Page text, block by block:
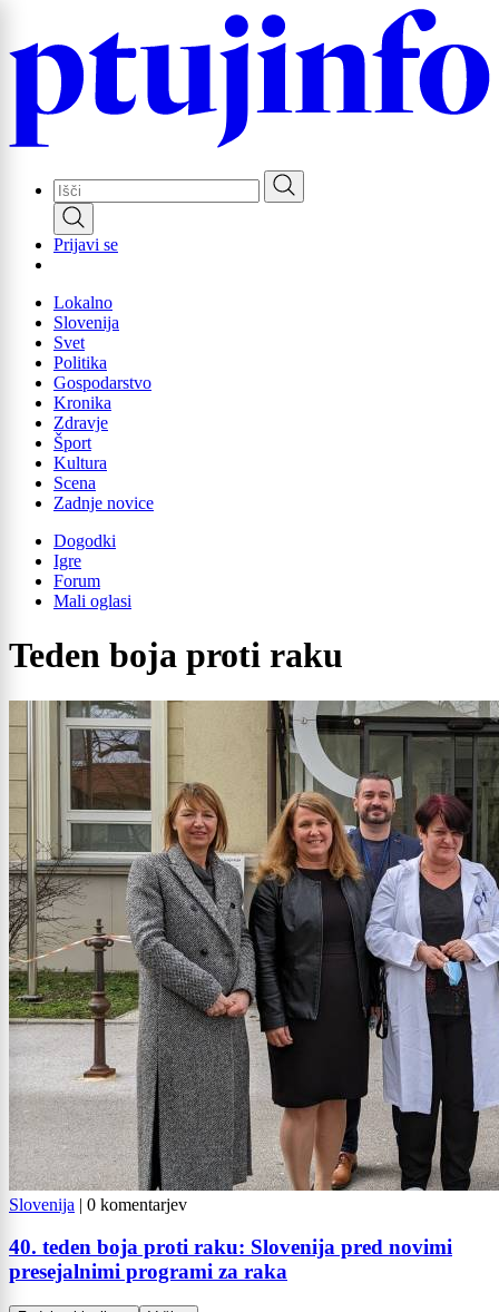
main
Prijavi se
Lokalno
Slovenija
Svet
Politika
Gospodarstvo
Kronika
Zdravje
Šport
Kultura
Scena
Zadnje novice
Dogodki
Igre
Forum
Mali oglasi
Teden boja proti raku
Slovenija | 0 komentarjev
40. teden boja proti raku: Slovenija pred novimi
presejalnimi programi za raka